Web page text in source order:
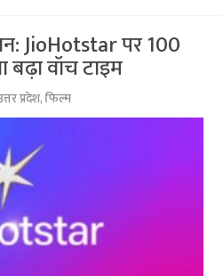
JioHotstar पर 100
बढ़ा वॉच टाइम
प्रदेश,फिल्म